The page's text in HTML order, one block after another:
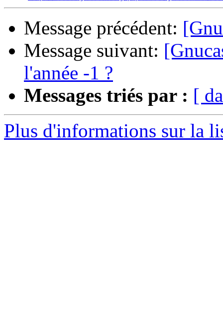
Message précédent:
Message suivant:
l'année -1 ?
Messages triés par : [
Plus d'informations sur la